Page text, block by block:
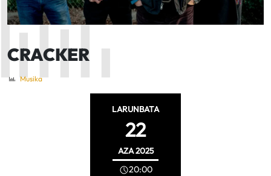
CRACKER
Musika
LARUNBATA
22
AZA2025
20:00